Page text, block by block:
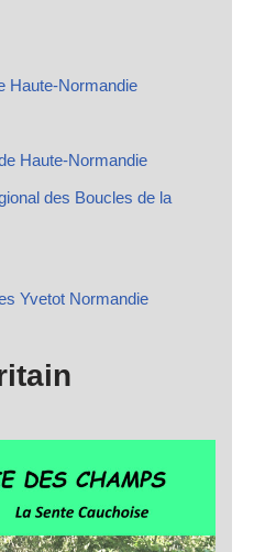
Haute-Normandie
Haute-Normandie
des Boucles de la
Yvetot Normandie